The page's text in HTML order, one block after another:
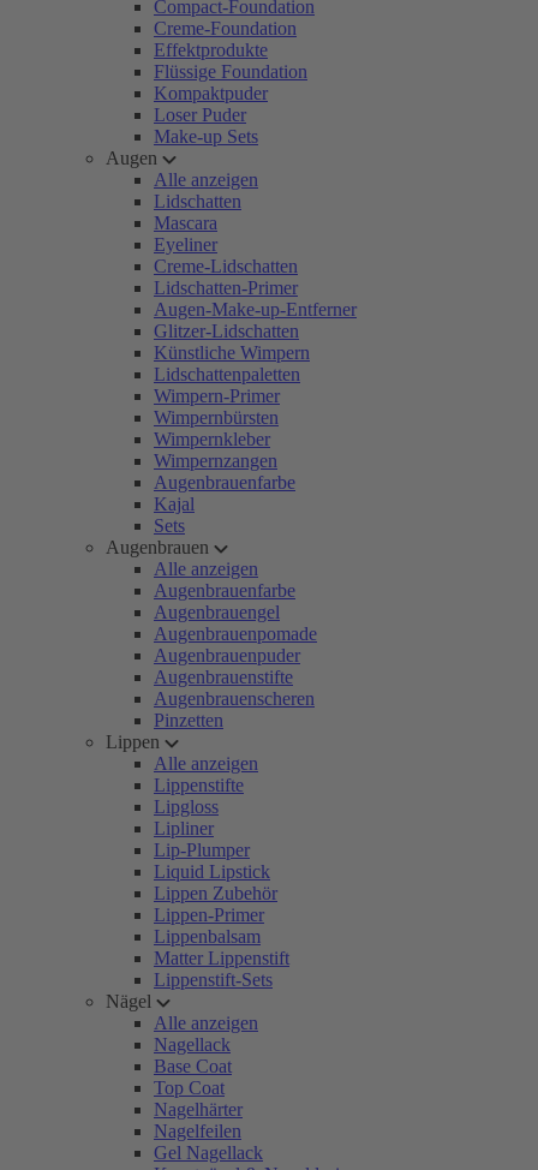
Compact-Foundation
Creme-Foundation
Effektprodukte
Flüssige Foundation
Kompaktpuder
Loser Puder
Make-up Sets
Augen
Alle anzeigen
Lidschatten
Mascara
Eyeliner
Creme-Lidschatten
Lidschatten-Primer
Augen-Make-up-Entferner
Glitzer-Lidschatten
Künstliche Wimpern
Lidschattenpaletten
Wimpern-Primer
Wimpernbürsten
Wimpernkleber
Wimpernzangen
Augenbrauenfarbe
Kajal
Sets
Augenbrauen
Alle anzeigen
Augenbrauenfarbe
Augenbrauengel
Augenbrauenpomade
Augenbrauenpuder
Augenbrauenstifte
Augenbrauenscheren
Pinzetten
Lippen
Alle anzeigen
Lippenstifte
Lipgloss
Lipliner
Lip-Plumper
Liquid Lipstick
Lippen Zubehör
Lippen-Primer
Lippenbalsam
Matter Lippenstift
Lippenstift-Sets
Nägel
Alle anzeigen
Nagellack
Base Coat
Top Coat
Nagelhärter
Nagelfeilen
Gel Nagellack